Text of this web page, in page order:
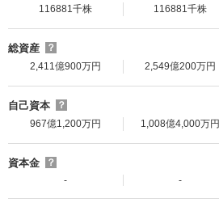
116881千株 116881千株
総資産
？
2,411億900万円
2,549億200万円
自己資本
？
967億1,200万円
1,008億4,000万円
資本金
？
-
-